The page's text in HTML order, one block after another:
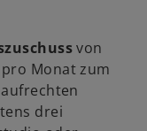
von
Monat zum
drei